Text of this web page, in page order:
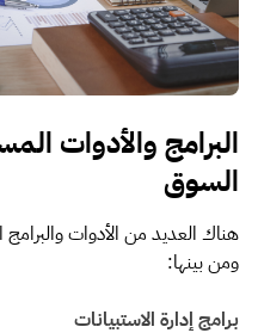
البرامج والأدوات
السوق
هناك العديد من الأدوات
ومن بينها:
برامج إدارة الاستبيانات